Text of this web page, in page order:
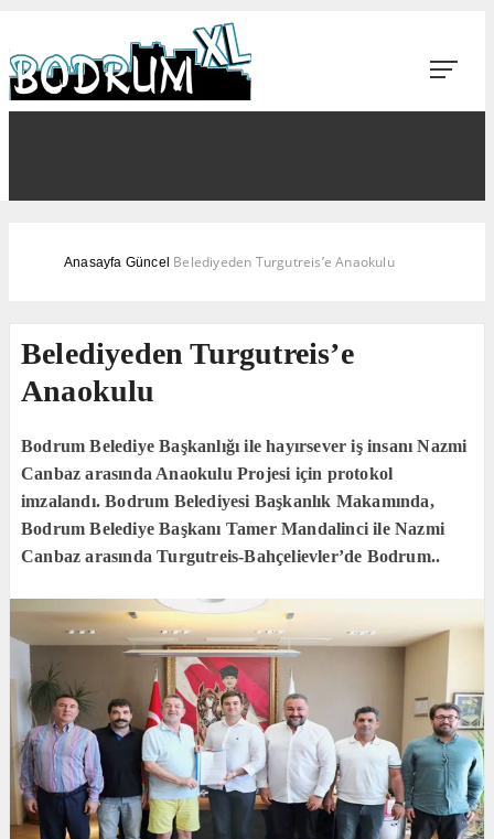
Anasayfa Güncel Belediyeden Turgutreis’e Anaokulu
Belediyeden Turgutreis’e
Anaokulu
Bodrum Belediye Başkanlığı ile hayırsever iş insanı Nazmi
Canbaz arasında Anaokulu Projesi için protokol
imzalandı. Bodrum Belediyesi Başkanlık Makamında,
Bodrum Belediye Başkanı Tamer Mandalinci ile Nazmi
Canbaz arasında Turgutreis-Bahçelievler’de Bodrum..